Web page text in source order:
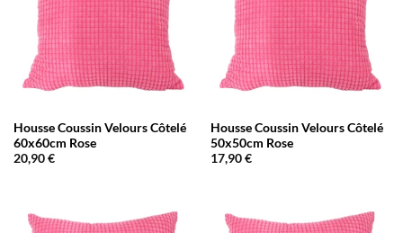
Housse Coussin Velours Côtelé
60x60cm Rose
20,90€
Housse Coussin Velours Côtelé
50x50cm Rose
17,90€